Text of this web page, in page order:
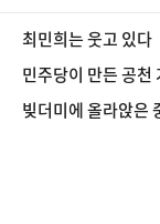
최민희는 웃고 있다
민주당이 만든 공천
빚더미에 올라앉은